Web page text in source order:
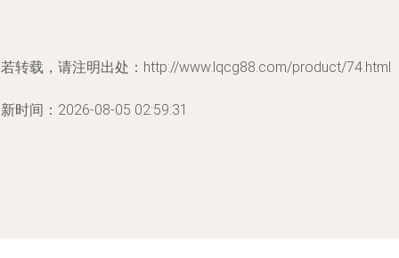
转载，请注明出处：http://www.lqcg88.com/product/74.html
时间：2026-08-05 02:59:31